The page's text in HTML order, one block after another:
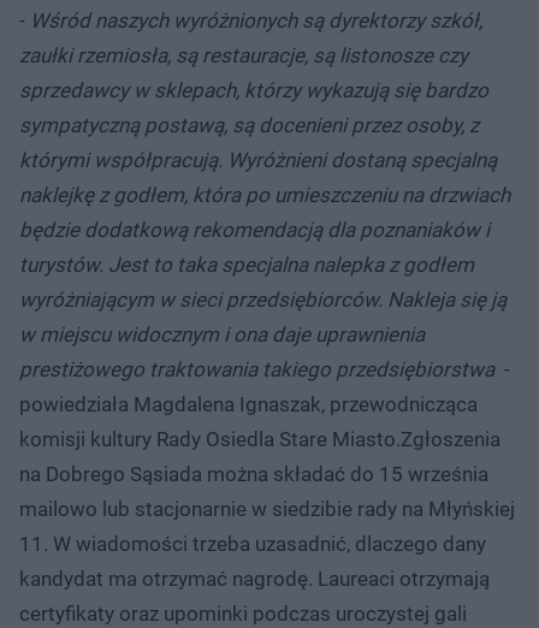
- Wśród naszych wyróżnionych są dyrektorzy szkół,
zaułki rzemiosła, są restauracje, są listonosze czy
sprzedawcy w sklepach, którzy wykazują się bardzo
sympatyczną postawą, są docenieni przez osoby, z
którymi współpracują. Wyróżnieni dostaną specjalną
naklejkę z godłem, która po umieszczeniu na drzwiach
będzie dodatkową rekomendacją dla poznaniaków i
turystów. Jest to taka specjalna nalepka z godłem
wyróżniającym w sieci przedsiębiorców. Nakleja się ją
w miejscu widocznym i ona daje uprawnienia
prestiżowego traktowania takiego przedsiębiorstwa-
powiedziała Magdalena Ignaszak, przewodnicząca
komisji kultury Rady Osiedla Stare Miasto.Zgłoszenia
na Dobrego Sąsiada można składać do 15 września
mailowo lub stacjonarnie w siedzibie rady na Młyńskiej
11. W wiadomości trzeba uzasadnić, dlaczego dany
kandydat ma otrzymać nagrodę. Laureaci otrzymają
certyfikaty oraz upominki podczas uroczystej gali